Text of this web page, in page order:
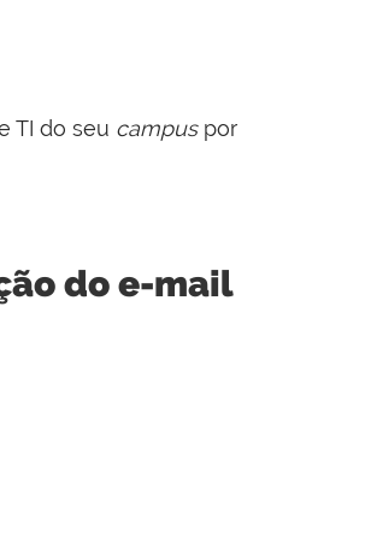
TI do seu campus por
do e-mail